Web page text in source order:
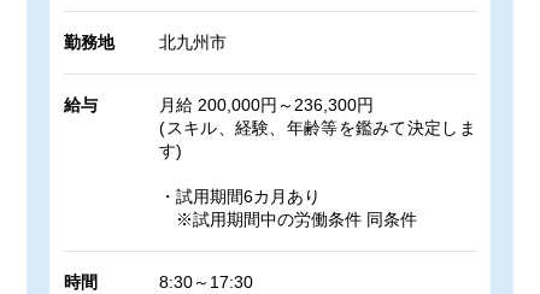
勤務地 北九州市
給与
月給 200,000円～236,300円
(スキル、経験、年齢等を鑑みて決定しま
す)
・試用期間6カ月あり
※試用期間中の労働条件 同条件
時間
8:30～17:30